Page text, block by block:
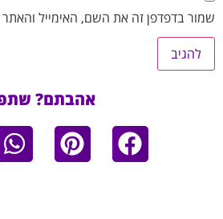
שמור בדפדפן זה את השם, האימייל
אהבתם?